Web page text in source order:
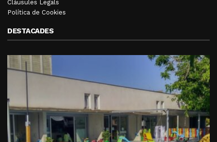
Clàusules Legals
Política de Cookies
DESTACADES